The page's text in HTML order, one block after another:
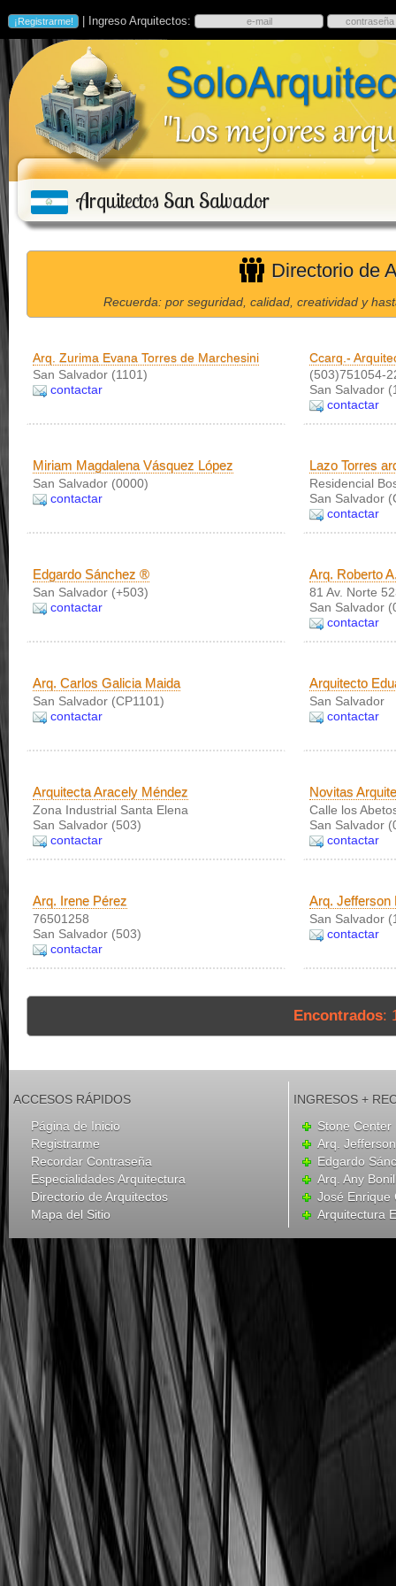
| Ingreso Arquitectos:
Arquitectos San Salvador
Directorio de
Recuerda: por seguridad, calidad, creatividad y
Arq. Zurima Evana Torres de Marchesini
San Salvador (1101)
contactar
Ccarq.-
(503)751054-
San Salvador
contactar
Miriam Magdalena Vásquez López
San Salvador (0000)
contactar
Lazo Torres
Residencial
San Salvador
contactar
Edgardo Sánchez ®
San Salvador (+503)
contactar
Arq. Roberto
81 Av. Norte
San Salvador
contactar
Arq. Carlos Galicia Maida
San Salvador (CP1101)
contactar
Arquitecto
San Salvador
contactar
Arquitecta Aracely Méndez
Zona Industrial Santa Elena
San Salvador (503)
contactar
Novitas
Calle los
San Salvador
contactar
Arq. Irene Pérez
76501258
San Salvador (503)
contactar
Arq. Jefferson
San Salvador
contactar
Encontrados:
ACCESOS RÁPIDOS
Página de Inicio
Registrarme
Recordar Contraseña
Especialidades Arquitectura
Directorio de Arquitectos
Mapa del Sitio
INGRESOS +
Stone Center
Arq.
Edgardo
Arq. Any
José Enrique
Arquitectura